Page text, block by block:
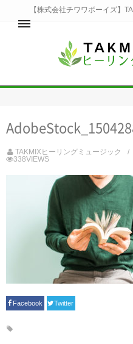
お問
運
TAKMIXヒーリングミュージック
338VIEWS
Facebook Twitter